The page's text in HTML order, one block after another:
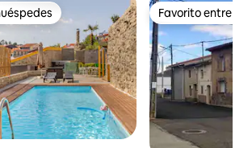
Favorito entre
Favorito entre